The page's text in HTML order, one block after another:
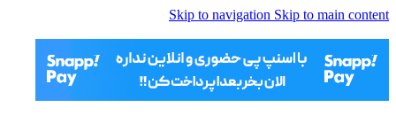
Skip to navigation Skip to main content